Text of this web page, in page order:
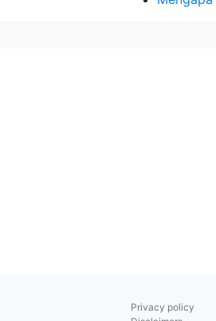
Privacy policy